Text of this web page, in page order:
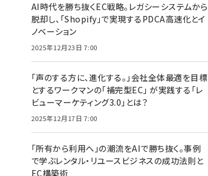
AI時代を勝ち抜くEC戦略。レガシーシステムから
脱却し、「Shopify」で実現するPDCA高速化とイ
ノベーション
2025年12月23日 7:00
「声のする方に、進化する。」会社全体最適を目標
とするワークマンの「補完型EC」 が実践する「レ
ビューマーケティング3.0」とは？
2025年12月17日 7:00
「所有から利用へ」の潮流をAIで勝ち抜く。事例
で学ぶレンタル・リユースビジネスの成功法則と
EC構築術